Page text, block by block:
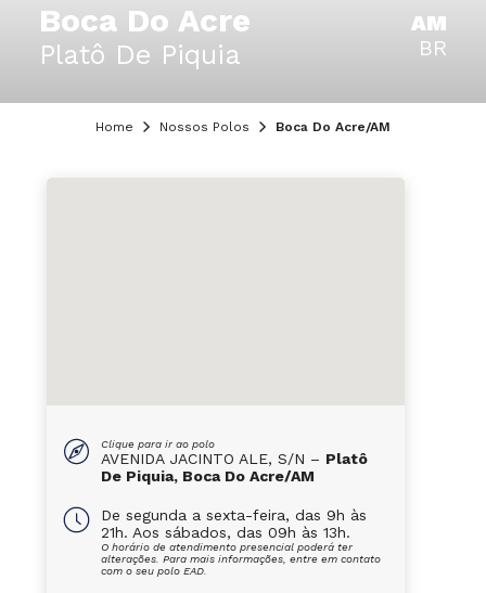
Boca Do Acre
Platô De Piquia
AM
BR
Home Nossos Polos Boca Do Acre/AM
Clique para ir ao polo
AVENIDA JACINTO ALE, S/N – Platô
De Piquia, Boca Do Acre/AM
De segunda a sexta-feira, das 9h às
21h. Aos sábados, das 09h às 13h.
O horário de atendimento presencial poderá ter
alterações. Para mais informações, entre em contato
com o seu polo EAD.